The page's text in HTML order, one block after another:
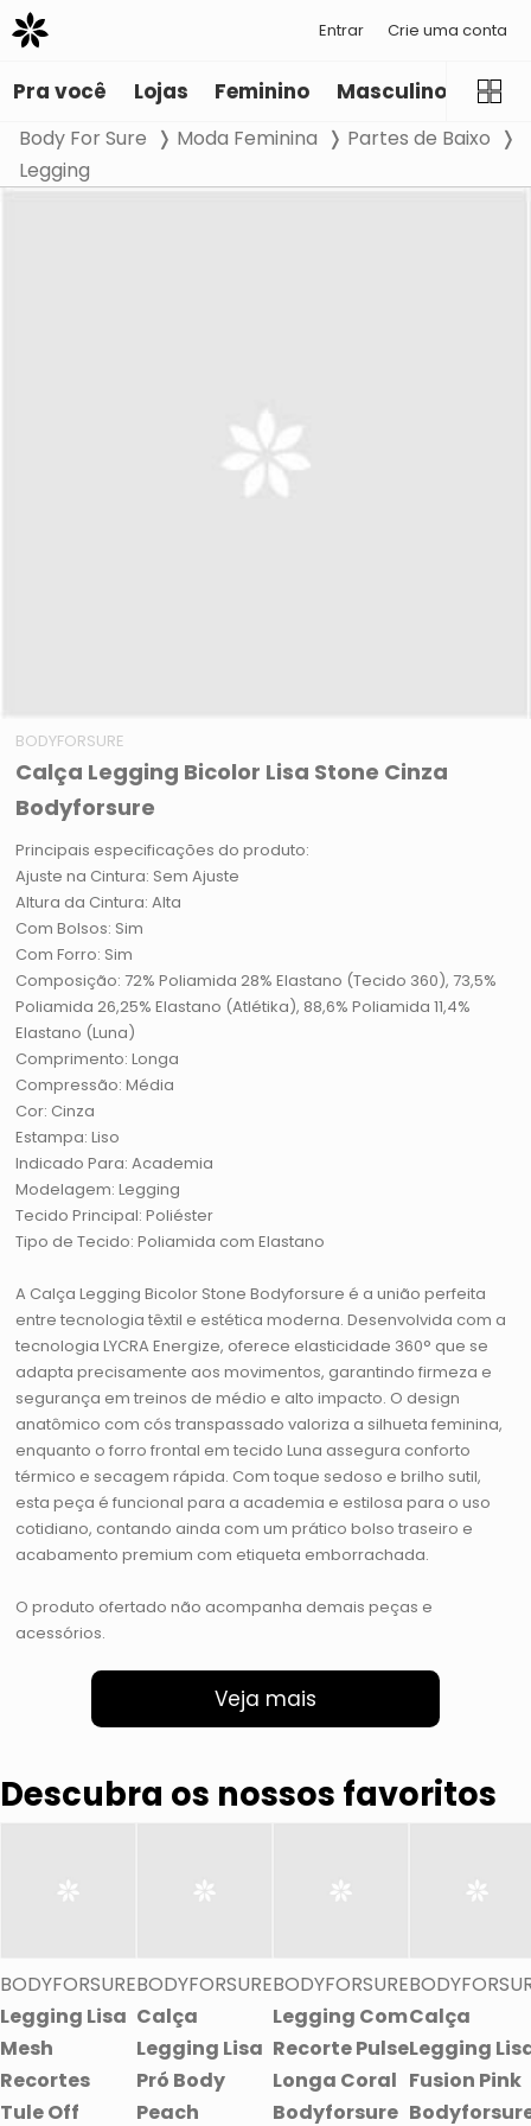
Entrar Crie uma conta
Pra você Lojas Feminino Masculino
Body For Sure Moda Feminina
Partes de Baixo
Legging
BODYFORSURE
Calça Legging Bicolor Lisa Stone Cinza
Bodyforsure
Principais especificações do produto:
Ajuste na Cintura: Sem Ajuste
Altura da Cintura: Alta
Com Bolsos: Sim
Com Forro: Sim
Composição: 72% Poliamida 28% Elastano (Tecido 360), 73,5%
Poliamida 26,25% Elastano (Atlétika), 88,6% Poliamida 11,4%
Elastano (Luna)
Comprimento: Longa
Compressão: Média
Cor: Cinza
Estampa: Liso
Indicado Para: Academia
Modelagem: Legging
Tecido Principal: Poliéster
Tipo de Tecido: Poliamida com Elastano
A Calça Legging Bicolor Stone Bodyforsure é a união perfeita
entre tecnologia têxtil e estética moderna. Desenvolvida com a
tecnologia LYCRA Energize, oferece elasticidade 360° que se
adapta precisamente aos movimentos, garantindo firmeza e
segurança em treinos de médio e alto impacto. O design
anatômico com cós transpassado valoriza a silhueta feminina,
enquanto o forro frontal em tecido Luna assegura conforto
térmico e secagem rápida. Com toque sedoso e brilho sutil,
esta peça é funcional para a academia e estilosa para o uso
cotidiano, contando ainda com um prático bolso traseiro e
acabamento premium com etiqueta emborrachada.
O produto ofertado não acompanha demais peças e
acessórios.
Veja mais
Descubra os nossos favoritos
BODYFORSURE
Legging Lisa
Mesh
Recortes
Tule Off
BODYFORSURE
Calça
Legging Lisa
Pró Body
Peach
BODYFORSURE
Legging Com
Recorte Pulse
Longa Coral
Bodyforsure
Calça
Legging
Fusion Pink